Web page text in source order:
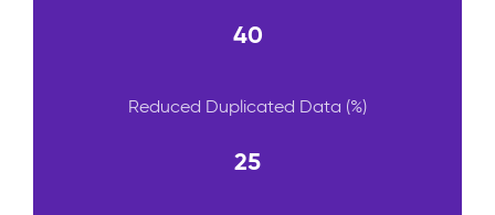
40
Reduced Duplicated Data (%)
25